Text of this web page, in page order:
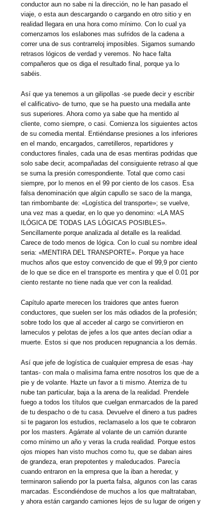
conductor aun no sabe ni la dirección, no le han pasado el
viaje, o esta aun descargando o cargando en otro sitio y en
realidad llegara en una hora como mínimo. Con lo cual ya
comenzamos los eslabones mas sufridos de la cadena a
correr una de sus contrarreloj imposibles. Sigamos sumando
retrasos lógicos de verdad y veremos. No hace falta
compañeros que os diga el resultado final, porque ya lo
sabéis.
Así que ya tenemos a un gilipollas -se puede decir y escribir
el calificativo- de turno, que se ha puesto una medalla ante
sus superiores. Ahora como ya sabe que ha mentido al
cliente, como siempre, o casi. Comienza los siguientes actos
de su comedia mental. Entiéndanse presiones a los inferiores
en el mando, encargados, carretilleros, repartidores y
conductores finales, cada una de esas mentiras podridas que
solo sabe decir, acompañadas del consiguiente retraso al que
se suma la presión correspondiente. Total que como casi
siempre, por lo menos en el 99 por ciento de los casos. Esa
falsa denominación que algún capullo se saco de la manga,
tan rimbombante de: «Logística del transporte»; se vuelve,
una vez mas a quedar, en lo que yo denomino: «LA MAS
ILÓGICA DE TODAS LAS LÓGICAS POSIBLES».
Sencillamente porque analizada al detalle es la realidad.
Carece de todo menos de lógica. Con lo cual su nombre ideal
seria: «MENTIRA DEL TRANSPORTE». Porque ya hace
muchos años que estoy convencido de que el 99,9 por ciento
de lo que se dice en el transporte es mentira y que el 0.01 por
ciento restante no tiene nada que ver con la realidad.
Capítulo aparte merecen los traidores que antes fueron
conductores, que suelen ser los más odiados de la profesión;
sobre todo los que al acceder al cargo se convirtieron en
lameculos y pelotas de jefes a los que antes decían odiar a
muerte. Estos si que nos producen repugnancia a los demás.
Así que jefe de logística de cualquier empresa de esas -hay
tantas- con mala o malisima fama entre nosotros los que de a
pie y de volante. Hazte un favor a ti mismo. Aterriza de tu
nube tan particular, baja a la arena de la realidad. Prendele
fuego a todos los títulos que cuelgan enmarcados de la pared
de tu despacho o de tu casa. Devuelve el dinero a tus padres
si te pagaron los estudios, reclamaselo a los que te cobraron
por los masters. Agárrate al volante de un camión durante
como mínimo un año y veras la cruda realidad. Porque estos
ojos miopes han visto muchos como tu, que se daban aires
de grandeza, eran prepotentes y maleducados. Parecía
cuando entraron en la empresa que la iban a heredar, y
terminaron saliendo por la puerta falsa, algunos con las caras
marcadas. Escondiéndose de muchos a los que maltrataban,
y ahora están cargando camiones lejos de su lugar de origen y